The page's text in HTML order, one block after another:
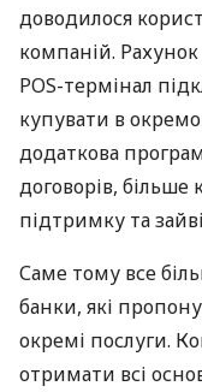
доводилося
компаній.
POS-термінал
купувати в
додаткова
договорів, більше
підтримку та
Саме тому все
банки, які
окремі послуги.
отримати всі